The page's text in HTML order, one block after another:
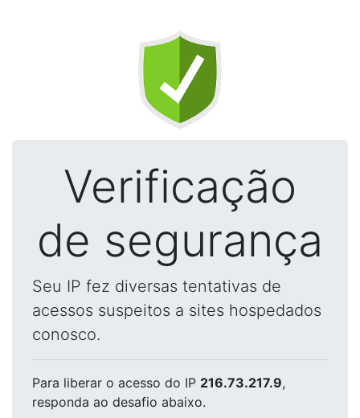
Verificação
de segurança
Seu IP fez diversas tentativas de
acessos suspeitos a sites hospedados
conosco.
Para liberar o acesso do IP 216.73.217.9,
responda ao desafio abaixo.